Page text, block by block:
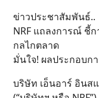
ข่าวประชาสัมพันธ์..
NRF แถลงการณ์ ชี้
กลไกตลาด
มั่นใจ! ผลประกอบก
บริษัท เอ็นอาร์ อินส